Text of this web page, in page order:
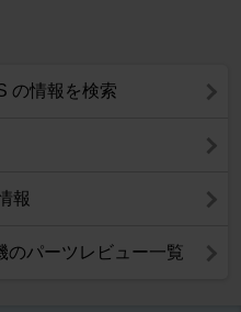
の情報を検索
報
のパーツレビュー一覧